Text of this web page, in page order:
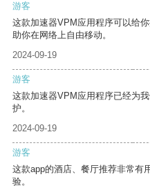
游客
这款加速器VPM应用程序可以给
助你在网络上自由移动。
2024-09-19
游客
这款加速器VPM应用程序已经为
护。
2024-09-19
游客
这款app的酒店、餐厅推荐非常有
验。